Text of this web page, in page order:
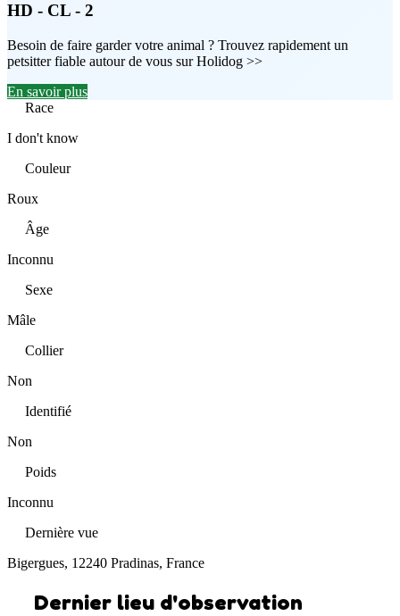
HD - CL - 2
Besoin de faire garder votre animal ? Trouvez rapidement un
petsitter fiable autour de vous sur Holidog >>
En savoir plus
Race
I don't know
Couleur
Roux
Âge
Inconnu
Sexe
Mâle
Collier
Non
Identifié
Non
Poids
Inconnu
Dernière vue
Bigergues, 12240 Pradinas, France
Dernier lieu d'observation